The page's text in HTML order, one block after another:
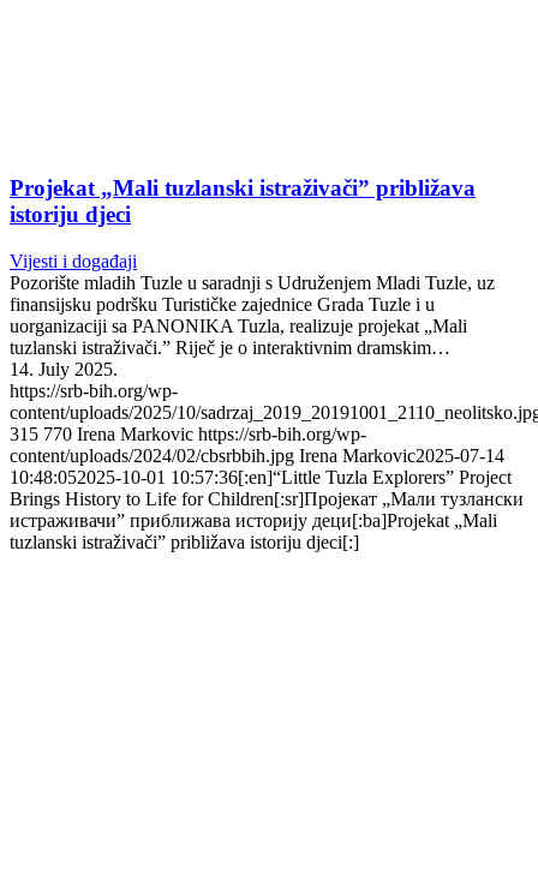
Projekat „Mali tuzlanski istraživači” približava
istoriju djeci
Vijesti i događaji
Pozorište mladih Tuzle u saradnji s Udruženjem Mladi Tuzle, uz
finansijsku podršku Turističke zajednice Grada Tuzle i u
uorganizaciji sa PANONIKA Tuzla, realizuje projekat „Mali
tuzlanski istraživači.” Riječ je o interaktivnim dramskim…
14. July 2025.
https://srb-bih.org/wp-
content/uploads/2025/10/
315 770 Irena Markovic https://srb-bih.org/wp-
content/uploads/2024/02/cbsrbbih.jpg Irena Markovic2025-07-14
10:48:052025-10-01 10:57:36[:en]“Little Tuzla Explorers” Project
Brings History to Life for Children[:sr]Пројекат „Мали тузлански
истраживачи” приближава историју деци[:ba]Projekat „Mali
tuzlanski istraživači” približava istoriju djeci[:]